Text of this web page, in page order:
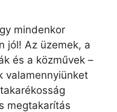
mindenkor
jól! Az üzemek, a
és a közművek –
valamennyiünket
megtakarítás